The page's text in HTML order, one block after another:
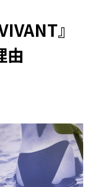
』
由